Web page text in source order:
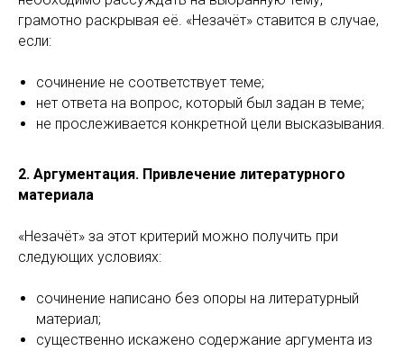
грамотно раскрывая её. «Незачёт» ставится в случае,
если:
сочинение не соответствует теме;
нет ответа на вопрос, который был задан в теме;
не прослеживается конкретной цели высказывания.
2. Аргументация. Привлечение литературного
материала
«Незачёт» за этот критерий можно получить при
следующих условиях:
сочинение написано без опоры на литературный
материал;
существенно искажено содержание аргумента из